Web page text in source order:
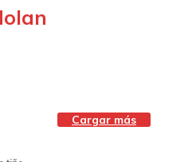
Cargar más